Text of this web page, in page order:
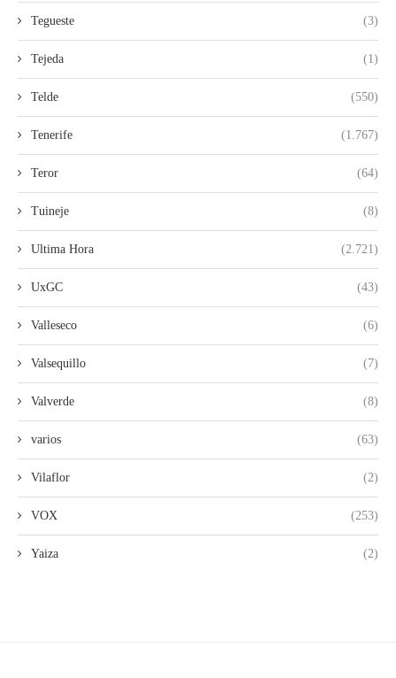
Tegueste (3)
Tejeda (1)
Telde (550)
Tenerife (1.767)
Teror (64)
Tuineje (8)
Ultima Hora (2.721)
UxGC (43)
Valleseco (6)
Valsequillo (7)
Valverde (8)
varios (63)
Vilaflor (2)
VOX (253)
Yaiza (2)